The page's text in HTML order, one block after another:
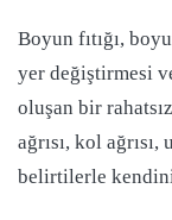
Boyun fıtığı,
yer değiştirmesi
oluşan bir
ağrısı, kol ağrısı,
belirtilerle